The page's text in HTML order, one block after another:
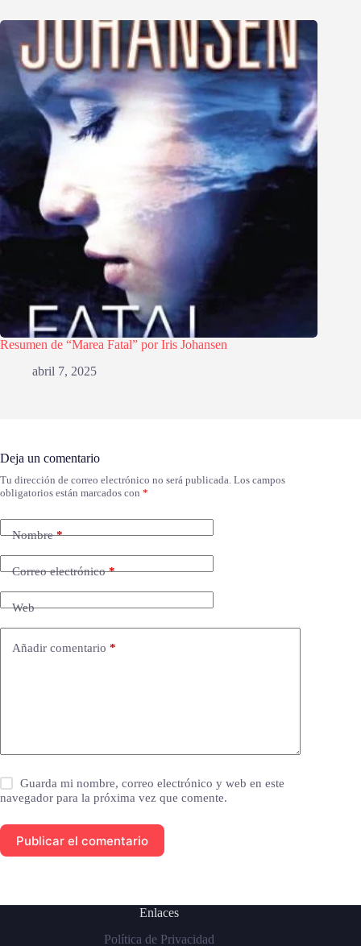
Resumen de “Marea Fatal” por Iris Johansen
abril 7, 2025
Deja un comentario
Tu dirección de correo electrónico no será publicada. Los campos
obligatorios están marcados con *
Nombre*
Correo electrónico*
Web
Añadir comentario *
Guarda mi nombre, correo electrónico y web en este
navegador para la próxima vez que comente.
Publicar el comentario
Enlaces
Política de Privacidad